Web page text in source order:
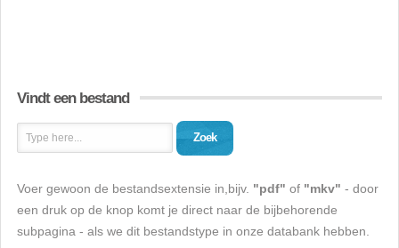
Vindt een bestand
Zoek
Voer gewoon de bestandsextensie in,bijv. "pdf" of "mkv" - door
een druk op de knop komt je direct naar de bijbehorende
subpagina - als we dit bestandstype in onze databank hebben.